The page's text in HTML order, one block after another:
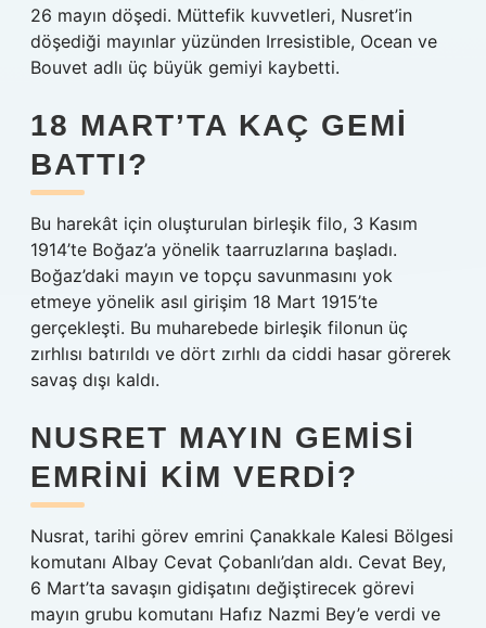
26 mayın döşedi. Müttefik kuvvetleri, Nusret’in
döşediği mayınlar yüzünden Irresistible, Ocean ve
Bouvet adlı üç büyük gemiyi kaybetti.
18 MART’TA KAÇ GEMI
BATTI?
Bu harekât için oluşturulan birleşik filo, 3 Kasım
1914’te Boğaz’a yönelik taarruzlarına başladı.
Boğaz’daki mayın ve topçu savunmasını yok
etmeye yönelik asıl girişim 18 Mart 1915’te
gerçekleşti. Bu muharebede birleşik filonun üç
zırhlısı batırıldı ve dört zırhlı da ciddi hasar görerek
savaş dışı kaldı.
NUSRET MAYIN GEMISI
EMRINI KIM VERDI?
Nusrat, tarihi görev emrini Çanakkale Kalesi Bölgesi
komutanı Albay Cevat Çobanlı’dan aldı. Cevat Bey,
6 Mart’ta savaşın gidişatını değiştirecek görevi
mayın grubu komutanı Hafız Nazmi Bey’e verdi ve